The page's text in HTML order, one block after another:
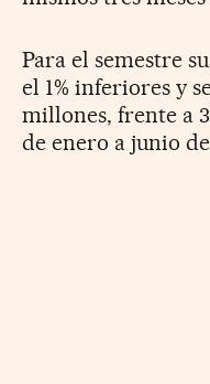
Para el semestre
el 1% inferiores y
millones, frente a
de enero a junio de